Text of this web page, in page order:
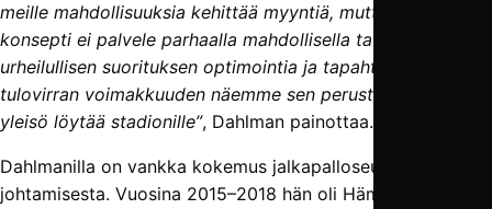
meille mahdollisuuksia kehittää myyntiä, mutta stadionin
konsepti ei palvele parhaalla mahdollisella tavalla
urheilullisen suorituksen optimointia ja tapahtumien
tulovirran voimakkuuden näemme sen perusteella miten
yleisö löytää stadionille”, Dahlman painottaa.
Dahlmanilla on vankka kokemus jalkapalloseuran
johtamisesta. Vuosina 2015–2018 hän oli Hämeenlinnan